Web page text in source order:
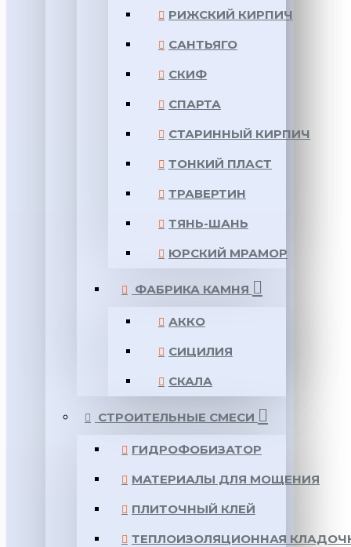
РИЖСКИЙ КИРПИЧ
САНТЬЯГО
СКИФ
СПАРТА
СТАРИННЫЙ КИРПИЧ
ТОНКИЙ ПЛАСТ
ТРАВЕРТИН
ТЯНЬ-ШАНЬ
ЮРСКИЙ МРАМОР
ФАБРИКА КАМНЯ
АККО
СИЦИЛИЯ
СКАЛА
СТРОИТЕЛЬНЫЕ СМЕСИ
ГИДРОФОБИЗАТОР
МАТЕРИАЛЫ ДЛЯ МОЩЕНИЯ
ПЛИТОЧНЫЙ КЛЕЙ
ТЕПЛОИЗОЛЯЦИОННАЯ